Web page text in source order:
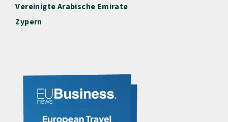
Vereinigte Arabische Emirate
Zypern